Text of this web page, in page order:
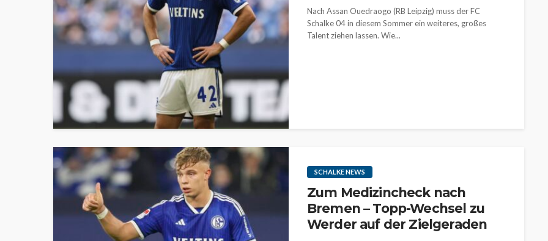
Nach Assan Ouedraogo (RB Leipzig) muss der FC
Schalke 04 in diesem Sommer ein weiteres, großes
Talent ziehen lassen. Wie...
SCHALKE NEWS
Zum Medizincheck nach
Bremen – Topp-Wechsel zu
Werder auf der Zielgeraden